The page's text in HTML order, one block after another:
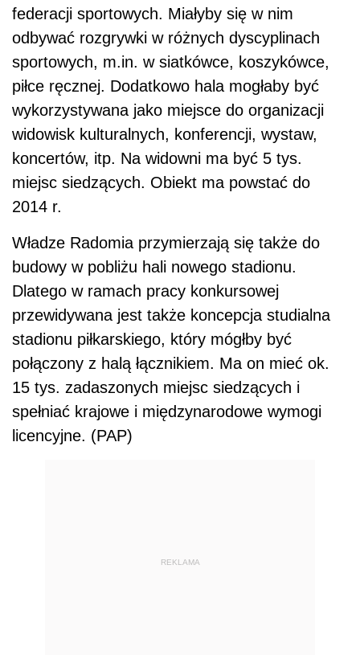
federacji sportowych. Miałyby się w nim
odbywać rozgrywki w różnych dyscyplinach
sportowych, m.in. w siatkówce, koszykówce,
piłce ręcznej. Dodatkowo hala mogłaby być
wykorzystywana jako miejsce do organizacji
widowisk kulturalnych, konferencji, wystaw,
koncertów, itp. Na widowni ma być 5 tys.
miejsc siedzących. Obiekt ma powstać do
2014 r.
Władze Radomia przymierzają się także do
budowy w pobliżu hali nowego stadionu.
Dlatego w ramach pracy konkursowej
przewidywana jest także koncepcja studialna
stadionu piłkarskiego, który mógłby być
połączony z halą łącznikiem. Ma on mieć ok.
15 tys. zadaszonych miejsc siedzących i
spełniać krajowe i międzynarodowe wymogi
licencyjne. (PAP)
REKLAMA